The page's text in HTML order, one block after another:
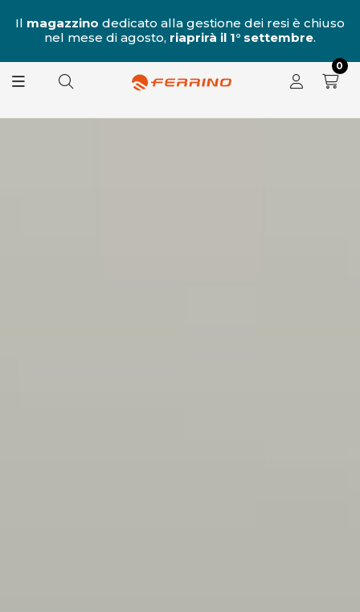
Il magazzino dedicato alla gestione dei resi è chiuso
nel mese di agosto, riaprirà il 1° settembre.
0